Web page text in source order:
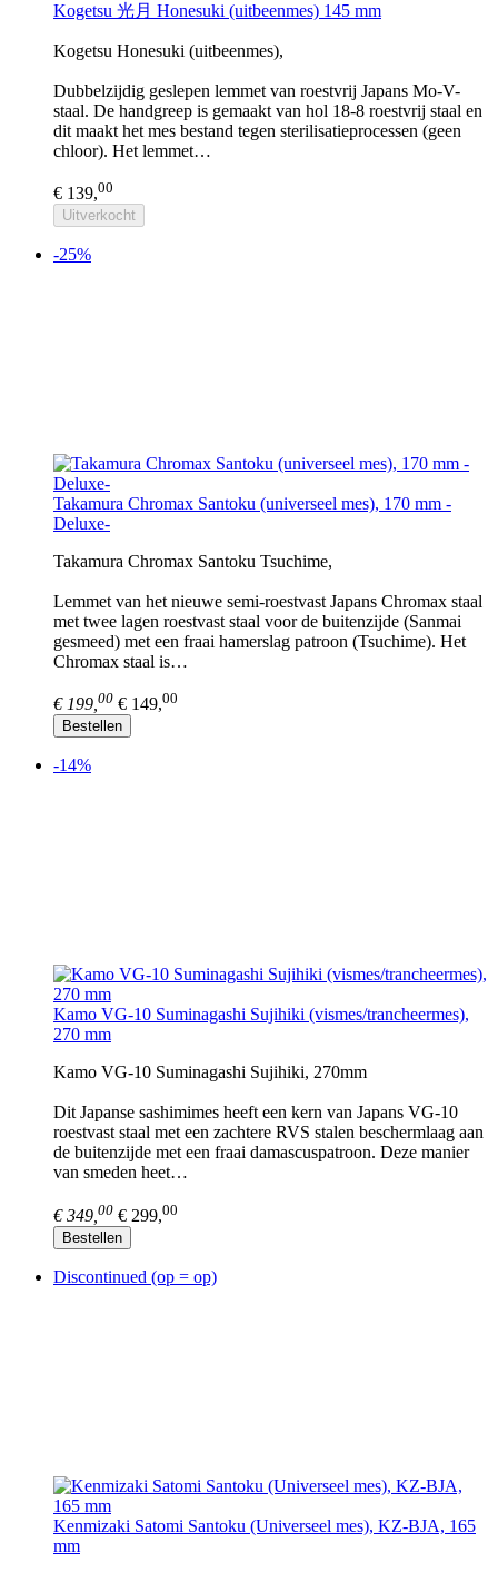
Kogetsu 光月 Honesuki (uitbeenmes) 145 mm
Kogetsu Honesuki (uitbeenmes),
Dubbelzijdig geslepen lemmet van roestvrij Japans Mo-V-
staal. De handgreep is gemaakt van hol 18-8 roestvrij staal en
dit maakt het mes bestand tegen sterilisatieprocessen (geen
chloor). Het lemmet…
€ 139,00
Uitverkocht
-25%
Takamura Chromax Santoku (universeel mes), 170 mm -
Deluxe-
Takamura Chromax Santoku Tsuchime,
Lemmet van het nieuwe semi-roestvast Japans Chromax staal
met twee lagen roestvast staal voor de buitenzijde (Sanmai
gesmeed) met een fraai hamerslag patroon (Tsuchime). Het
Chromax staal is…
€ 199,00 € 149,00
Bestellen
-14%
Kamo VG-10 Suminagashi Sujihiki (vismes/trancheermes),
270 mm
Kamo VG-10 Suminagashi Sujihiki, 270mm
Dit Japanse sashimimes heeft een kern van Japans VG-10
roestvast staal met een zachtere RVS stalen beschermlaag aan
de buitenzijde met een fraai damascuspatroon. Deze manier
van smeden heet…
€ 349, 00 € 299,00
Bestellen
Discontinued (op = op)
Kenmizaki Satomi Santoku (Universeel mes), KZ-BJA, 165
mm